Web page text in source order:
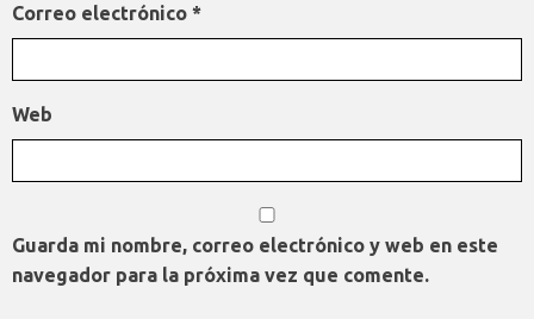
Correo electrónico *
Web
Guarda mi nombre, correo electrónico y web en este
navegador para la próxima vez que comente.